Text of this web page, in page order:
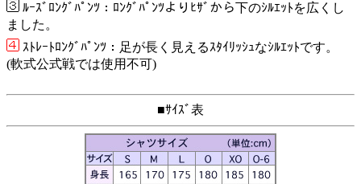
ﾙｰｽﾞﾛﾝｸﾞﾊﾟﾝﾂ：ﾛﾝｸﾞﾊﾟﾝﾂよりﾋｻﾞから下のｼﾙｴｯﾄを広くし
ました。
ｽﾄﾚｰﾄﾛﾝｸﾞﾊﾟﾝﾂ：足が長く見えるｽﾀｲﾘｯｼｭなｼﾙｴｯﾄです。
(軟式公式戦では使用不可)
■ｻｲｽﾞ表